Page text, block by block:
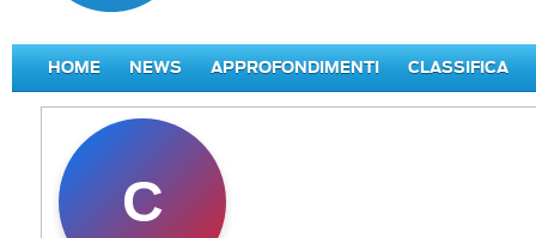
HOME NEWS APPROFONDIMENTI CLASSIFICA
C